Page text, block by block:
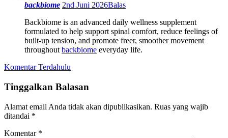
backbiome 2nd Juni 2026Balas
Backbiome is an advanced daily wellness supplement
formulated to help support spinal comfort, reduce feelings of
built-up tension, and promote freer, smoother movement
throughout backbiome everyday life.
Navigasi
komentar
Komentar Terdahulu
Tinggalkan Balasan
Alamat email Anda tidak akan dipublikasikan. Ruas yang wajib
ditandai *
Komentar *